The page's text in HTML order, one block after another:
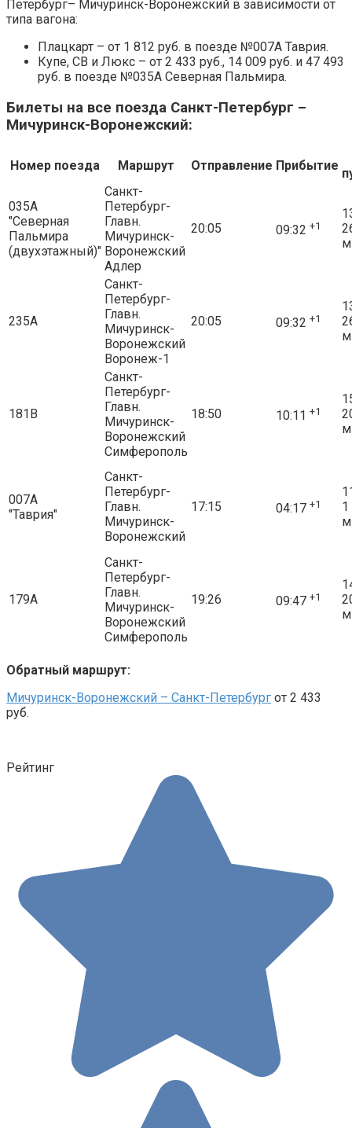
Петербург– Мичуринск-Воронежский в зависимости от
типа вагона:
Плацкарт – от 1 812 руб. в поезде №007А Таврия.
Купе, СВ и Люкс – от 2 433 руб., 14 009 руб. и 47 493
руб. в поезде №035А Северная Пальмира.
Билеты на все поезда Санкт-Петербург –
Мичуринск-Воронежский:
Номер поезда Маршрут Отправление Прибытие
035А
"Северная
Пальмира
(двухэтажный)"
Санкт-
Петербург-
Главн.
Мичуринск-
Воронежский
Адлер
20:05 09:32 +1
235А
Санкт-
Петербург-
Главн.
Мичуринск-
Воронежский
Воронеж-1
20:05 09:32 +1
181В
Санкт-
Петербург-
Главн.
Мичуринск-
Воронежский
Симферополь
18:50 10:11 +1
007А
"Таврия"
Санкт-
Петербург-
Главн.
Мичуринск-
Воронежский
17:15 04:17 +1
1
179А
Санкт-
Петербург-
Главн.
Мичуринск-
Воронежский
Симферополь
19:26 09:47 +1
Обратный маршрут:
Мичуринск-Воронежский – Санкт-Петербург от 2 433
руб.
Рейтинг